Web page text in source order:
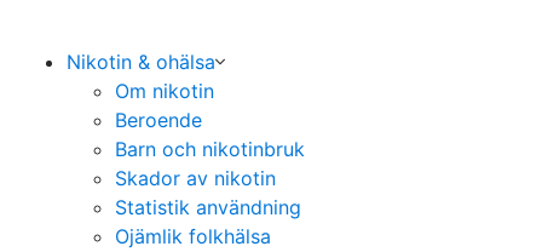
Nikotin & ohälsa
Om nikotin
Beroende
Barn och nikotinbruk
Skador av nikotin
Statistik användning
Ojämlik folkhälsa